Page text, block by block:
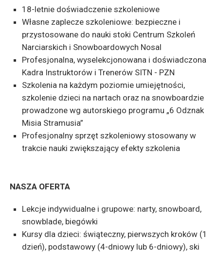
18-letnie doświadczenie szkoleniowe
Własne zaplecze szkoleniowe: bezpieczne i
przystosowane do nauki stoki Centrum Szkoleń
Narciarskich i Snowboardowych Nosal
Profesjonalna, wyselekcjonowana i doświadczona
Kadra Instruktorów i Trenerów SITN - PZN
Szkolenia na każdym poziomie umiejętności,
szkolenie dzieci na nartach oraz na snowboardzie
prowadzone wg autorskiego programu „6 Odznak
Misia Stramusia”
Profesjonalny sprzęt szkoleniowy stosowany w
trakcie nauki zwiększający efekty szkolenia
NASZA OFERTA
Lekcje indywidualne i grupowe: narty, snowboard,
snowblade, biegówki
Kursy dla dzieci: świąteczny, pierwszych kroków (1
dzień), podstawowy (4-dniowy lub 6-dniowy), ski